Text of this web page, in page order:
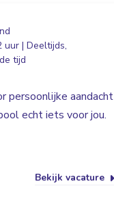
uur | Deeltijds,
tijd
persoonlijke aandacht
echt iets voor jou.
Bekijk vacature